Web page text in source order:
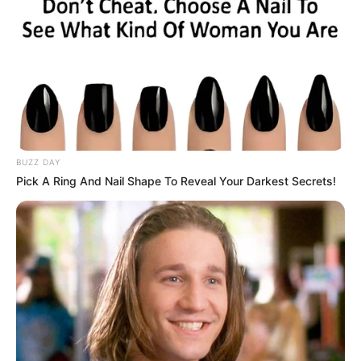
in Deutschland:
BUZZ DAY
Pick A Ring And Nail Shape To Reveal Your Darkest Secrets!